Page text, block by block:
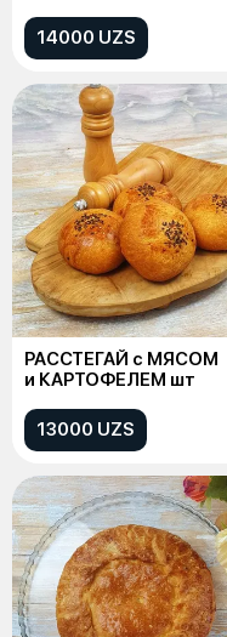
14000 UZS
РАССТЕГАЙ с МЯСОМ
и КАРТОФЕЛЕМ шт
13000 UZS